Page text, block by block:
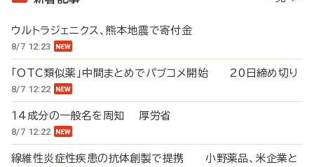
ウルトラジェニクス、熊本地震で寄付金
8/7 12:23
「OTC類似薬」中間まとめでパブコメ開始 20日締め切り
8/7 12:22
14成分の一般名を周知 厚労省
8/7 12:22
線維性炎症性疾患の抗体創製で提携 小野薬品、米企業と